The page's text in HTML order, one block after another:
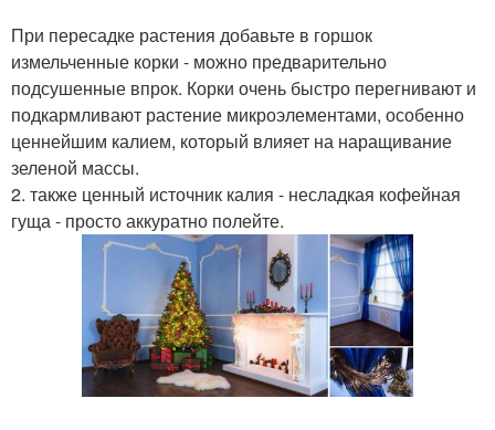
При пересадке растения добавьте в горшок
измельченные корки - можно предварительно
подсушенные впрок. Корки очень быстро перегнивают и
подкармливают растение микроэлементами, особенно
ценнейшим калием, который влияет на наращивание
зеленой массы.
2. также ценный источник калия - несладкая кофейная
гуща - просто аккуратно полейте.